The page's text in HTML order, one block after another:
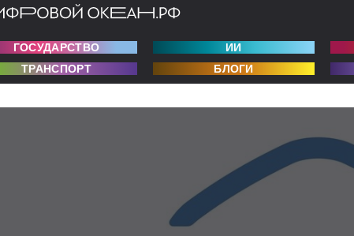
ГОСУДАРСТВО ИИ
ТРАНСПОРТ
БЛОГИ